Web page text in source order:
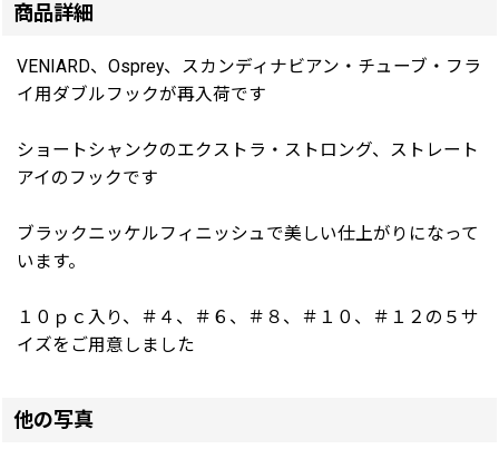
商品詳細
VENIARD、Osprey、スカンディナビアン・チューブ・フラ
イ用ダブルフックが再入荷です
ショートシャンクのエクストラ・ストロング、ストレート
アイのフックです
ブラックニッケルフィニッシュで美しい仕上がりになって
います。
１０ｐｃ入り、＃４、＃６、＃８、＃１０、＃１２の５サ
イズをご用意しました
他の写真